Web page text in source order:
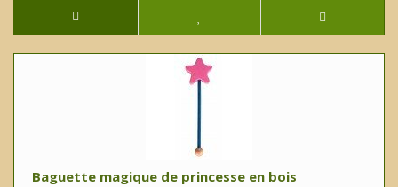
Baguette magique de princesse en bois